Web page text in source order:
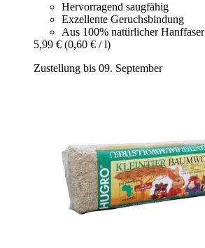
Hervorragend saugfähig
Exzellente Geruchsbindung
Aus 100% natürlicher Hanffaser
5,99 € (0,60 € / l)
Zustellung bis 09. September